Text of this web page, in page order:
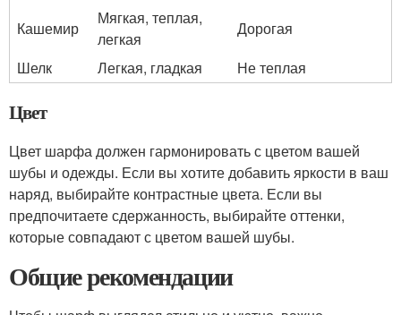
Кашемир
Мягкая, теплая,
легкая
Дорогая
Шелк
Легкая, гладкая Не теплая
Цвет
Цвет шарфа должен гармонировать с цветом вашей
шубы и одежды. Если вы хотите добавить яркости в ваш
наряд, выбирайте контрастные цвета. Если вы
предпочитаете сдержанность, выбирайте оттенки,
которые совпадают с цветом вашей шубы.
Общие рекомендации